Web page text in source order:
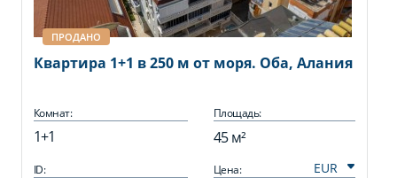
ПРОДАНО
Квартира 1+1 в 250 м от моря. Оба, Алания
Комнат:
1+1
Площадь:
45 м²
ID: Цена: